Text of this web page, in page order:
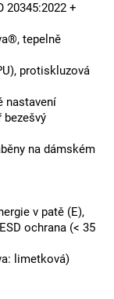
20345:2022 +
tepelně
protiskluzová
nastavení
bezešvý
na dámském
v patě (E),
ochrana (< 35
limetková)